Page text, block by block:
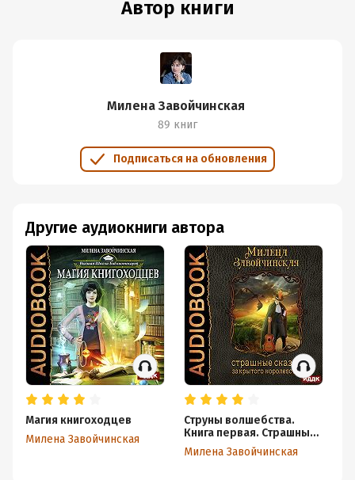
Автор книги
Милена Завойчинская
89 книг
Подписаться на обновления
Другие аудиокниги автора
Магия книгоходцев
Милена Завойчинская
Струны волшебства.
Книга первая. Страшные
сказки закрытого
королевства
Милена Завойчинская